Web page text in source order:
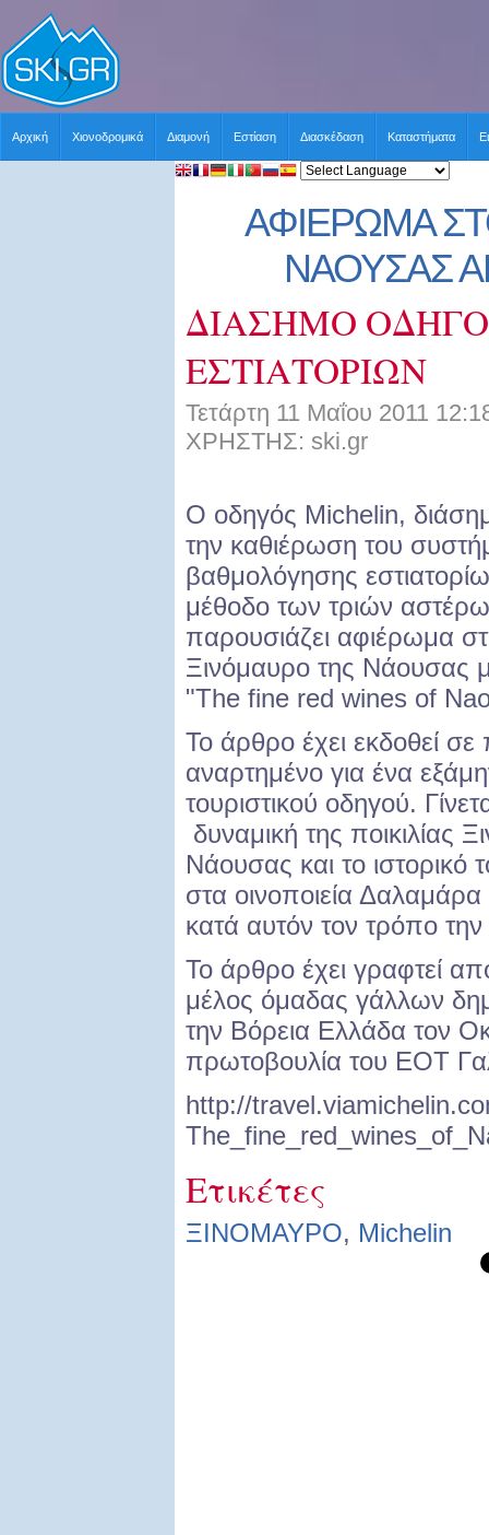
Αρχική Χιονοδρομικά Διαμονή Εστίαση Διασκέδαση Καταστήματα
ΑΦΙΕΡΩΜΑ
ΝΑΟΥΣΑΣ
ΔΙΑΣΗΜΟ
ΕΣΤΙΑΤΟΡΙΩΝ
Τετάρτη 11 Μαΐου 2011
ΧΡΗΣΤΗΣ: ski.gr
Ο οδηγός Michelin,
την καθιέρωση του
βαθμολόγησης
μέθοδο των τριών
παρουσιάζει αφιέρωμα
Ξινόμαυρο της Νάουσας
"The fine red wines of
Το άρθρο έχει εκδοθεί
αναρτημένο για ένα
τουριστικού οδηγού.
δυναμική της ποικιλίας
Νάουσας και το ιστορικό
στα οινοποιεία
κατά αυτόν τον τρόπο την
Το άρθρο έχει γραφτεί
μέλος όμαδας γάλλων
την Βόρεια Ελλάδα τον
πρωτοβουλία του ΕΟΤ
http://
Ετικέτες
ΞΙΝΟΜΑΥΡΟ, Michelin